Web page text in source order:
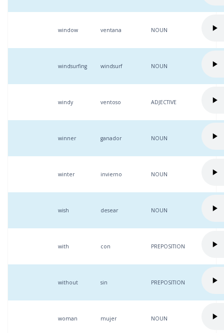
window ventana NOUN
windsurfing windsurf NOUN
windy ventoso ADJECTIVE
winner ganador NOUN
winter invierno NOUN
wish desear NOUN
with con PREPOSITION
without sin PREPOSITION
woman mujer NOUN